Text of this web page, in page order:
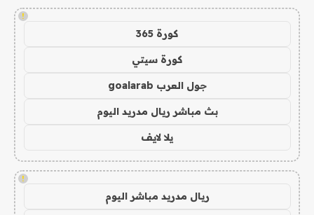
!
كورة 365
كورة سيتي
جول العرب goalarab
بث مباشر ريال مدريد اليوم
يلا لايف
!
ريال مدريد مباشر اليوم